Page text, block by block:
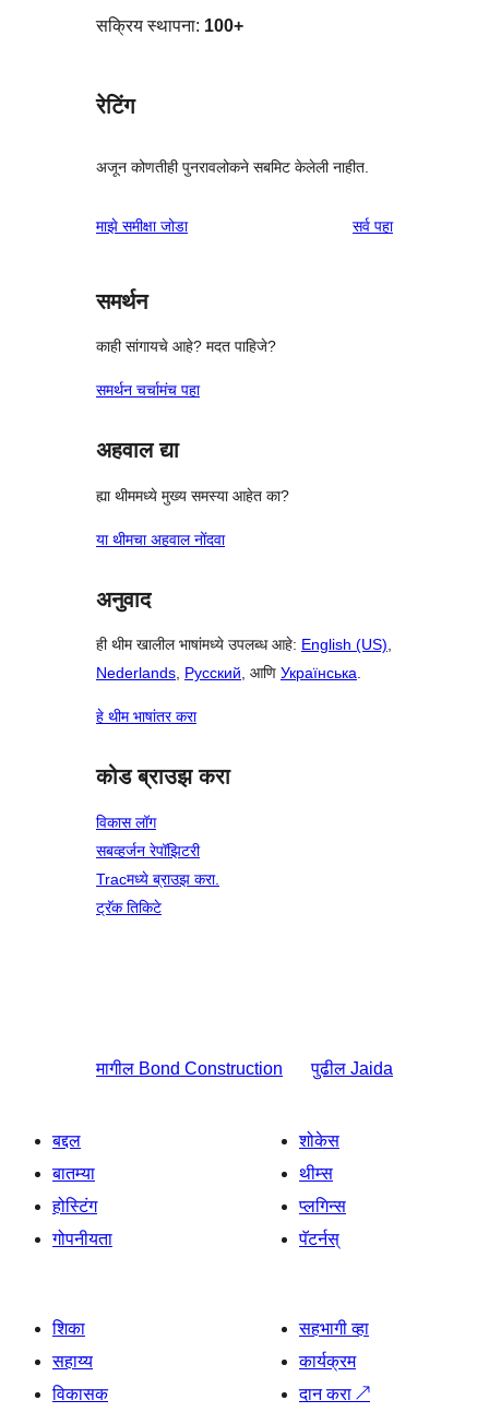
सक्रिय स्थापना: 100+
रेटिंग
अजून कोणतीही पुनरावलोकने सबमिट केलेली नाहीत.
माझे समीक्षा जोडा सर्वपुनरावलोकने
पहा
समर्थन
काही सांगायचे आहे? मदत पाहिजे?
समर्थन चर्चामंच पहा
अहवाल द्या
ह्या थीममध्ये मुख्य समस्या आहेत का?
या थीमचा अहवाल नोंदवा
अनुवाद
ही थीम खालील भाषांमध्ये उपलब्ध आहे: English (US),
Nederlands, Русский, आणि Українська.
हे थीम भाषांतर करा
कोड ब्राउझ करा
विकास लॉग
सबव्हर्जन रेपॉझिटरी
Tracमध्ये ब्राउझ करा.
ट्रॅक तिकिटे
मागील Bond Construction पुढील Jaida
बद्दल
बातम्या
होस्टिंग
गोपनीयता
शोकेस
थीम्स
प्लगिन्स
पॅटर्नस्
शिका
सहाय्य
विकासक
सहभागी व्हा
कार्यक्रम
दान करा ↗